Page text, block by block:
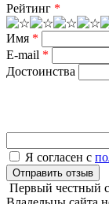
Рейтинг *
Имя *
E-mail *
Достоинства
Я согласен с
Отправить отзыв
Первый честный